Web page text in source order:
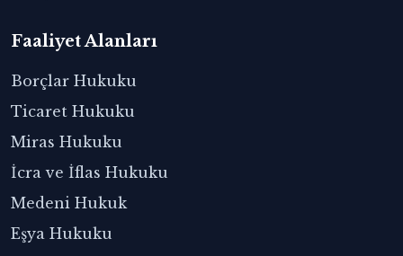
Faaliyet Alanları
Borçlar Hukuku
Ticaret Hukuku
Miras Hukuku
İcra ve İflas Hukuku
Medeni Hukuk
Eşya Hukuku